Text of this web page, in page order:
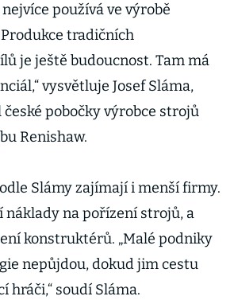
používá ve výrobě
tradičních
je ještě budoucnost. Tam má
vysvětluje Josef Sláma,
pobočky výrobce strojů
Renishaw.
Slámy zajímají i menší firmy.
náklady na pořízení strojů, a
konstruktérů. „Malé podniky
nepůjdou, dokud jim cestu
hráči,“ soudí Sláma.